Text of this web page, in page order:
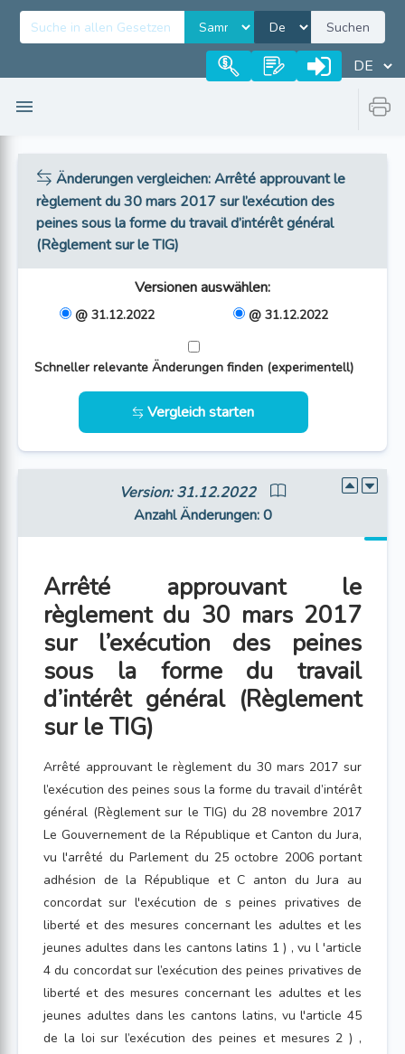
Suchen
Änderungen vergleichen: Arrêté approuvant le
règlement du 30 mars 2017 sur l’exécution des
peines sous la forme du travail d’intérêt général
(Règlement sur le TIG)
Versionen auswählen:
@ 31.12.2022 @ 31.12.2022
Schneller relevante Änderungen finden (experimentell)
Vergleich starten
Version: 31.12.2022
Anzahl Änderungen: 0
Arrêté approuvant le
règlement du 30 mars 2017
sur l’exécution des peines
sous la forme du travail
d’intérêt général (Règlement
sur le TIG)
Arrêté approuvant le règlement du 30 mars 2017 sur
l’exécution des peines sous la forme du travail d’intérêt
général (Règlement sur le TIG) du 28 novembre 2017
Le Gouvernement de la République et Canton du Jura,
vu l'arrêté du Parlement du 25 octobre 2006 portant
adhésion de la République et C anton du Jura au
concordat sur l'exécution de s peines privatives de
liberté et des mesures concernant les adultes et les
jeunes adultes dans les cantons latins 1 ) , vu l 'article
4 du concordat sur l’exécution des peines privatives de
liberté et des mesures concernant les adultes et les
jeunes adultes dans les cantons latins, vu l'article 45
de la loi sur l’exécution des peines et mesures 2 ) ,